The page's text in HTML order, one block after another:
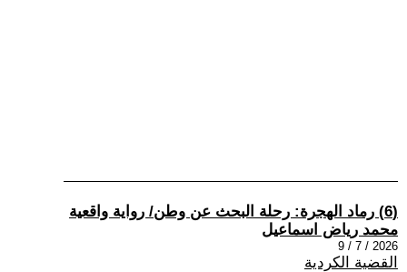
(6) رماد الهجرة: رحلة البحث عن وطن/ رواية واقعية
محمد رياض اسماعيل
2026 / 7 / 9
القضية الكردية